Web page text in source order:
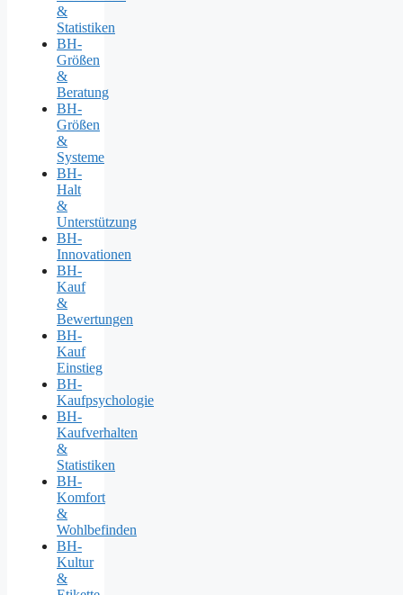
&
Statistiken
BH-
Größen
&
Beratung
BH-
Größen
&
Systeme
BH-
Halt
&
Unterstützung
BH-
Innovationen
BH-
Kauf
&
Bewertungen
BH-
Kauf
Einstieg
BH-
Kaufpsychologie
BH-
Kaufverhalten
&
Statistiken
BH-
Komfort
&
Wohlbefinden
BH-
Kultur
&